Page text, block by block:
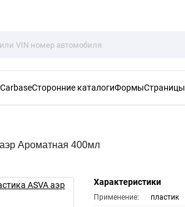
CarbaseСторонние каталогиФормыСтраницы
Ароматная 400мл
Характеристики
Применение:
пластик